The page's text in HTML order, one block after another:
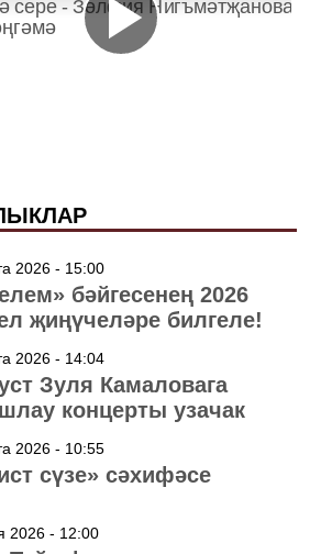
2026 - 15:00
бәйгесенең 2026
җиңүчеләре билгеле!
2026 - 14:04
Зуля Камаловага
концерты узачак
2026 - 10:55
сүзе» сәхифәсе
2026 - 12:00